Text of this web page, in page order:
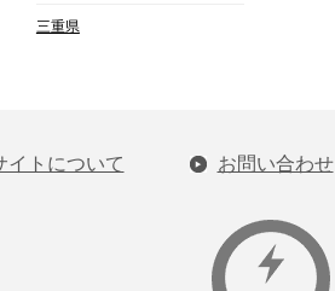
三重県
イトについて お問い合わせ